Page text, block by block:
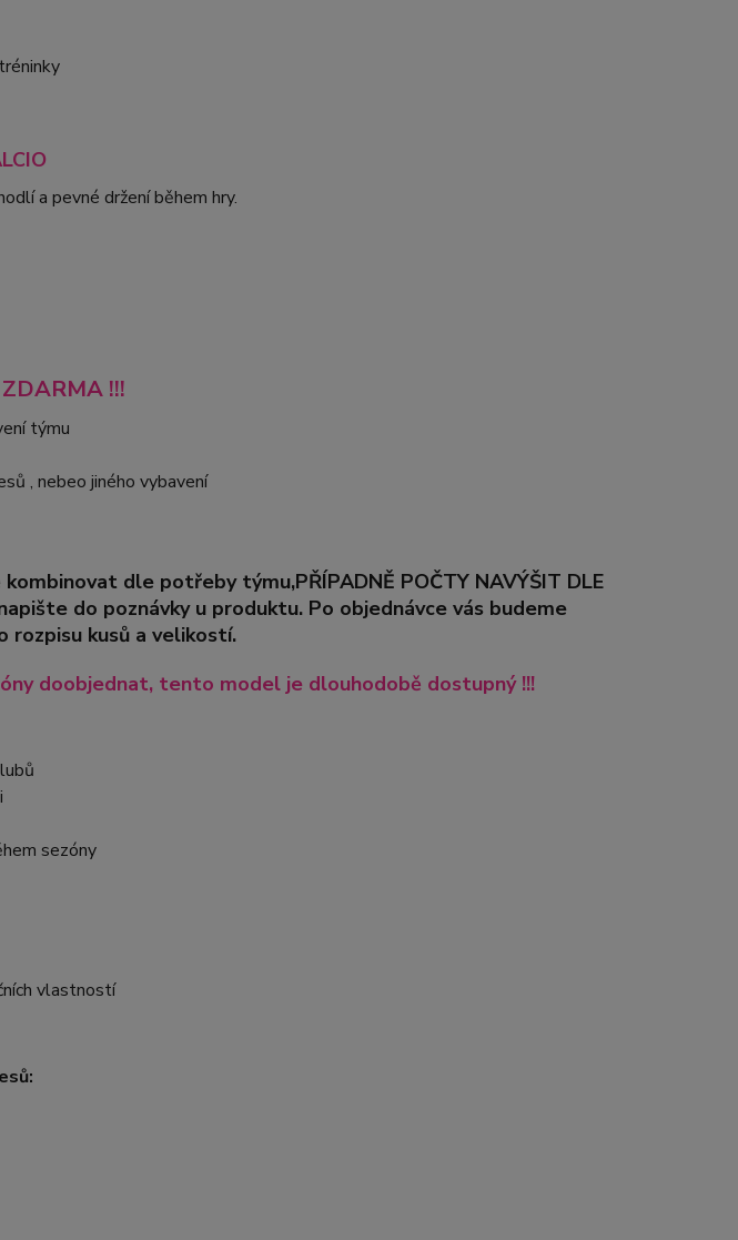
a pevné držení během hry.
!!!
týmu
, nebeo jiného vybavení
dle potřeby týmu,PŘÍPADNĚ POČTY NAVÝŠIT DLE
do poznávky u produktu. Po objednávce vás budeme
rozpisu kusů a velikostí.
doobjednat, tento model je dlouhodobě dostupný !!!
sezóny
vlastností